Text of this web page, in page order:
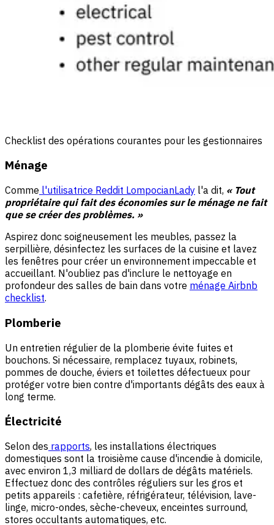
Checklist des opérations courantes pour les gestionnaires
Ménage
Comme l'utilisatrice Reddit LompocianLady l'a dit, « Tout
propriétaire qui fait des économies sur le ménage ne fait
que se créer des problèmes. »
Aspirez donc soigneusement les meubles, passez la
serpillière, désinfectez les surfaces de la cuisine et lavez
les fenêtres pour créer un environnement impeccable et
accueillant. N'oubliez pas d'inclure le nettoyage en
profondeur des salles de bain dans votre ménage Airbnb
checklist.
Plomberie
Un entretien régulier de la plomberie évite fuites et
bouchons. Si nécessaire, remplacez tuyaux, robinets,
pommes de douche, éviers et toilettes défectueux pour
protéger votre bien contre d'importants dégâts des eaux à
long terme.
Électricité
Selon des rapports, les installations électriques
domestiques sont la troisième cause d'incendie à domicile,
avec environ 1,3 milliard de dollars de dégâts matériels.
Effectuez donc des contrôles réguliers sur les gros et
petits appareils : cafetière, réfrigérateur, télévision, lave-
linge, micro-ondes, sèche-cheveux, enceintes surround,
stores occultants automatiques, etc.